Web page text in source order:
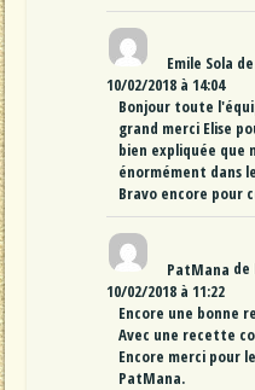
Emile Sola de
10/02/2018 à 14:04
Bonjour toute
grand merci Elise
bien expliquée que
énormément dans
Bravo encore pour
PatMana de
10/02/2018 à 11:22
Encore une bonne
Avec une recette
Encore merci pour
PatMana.